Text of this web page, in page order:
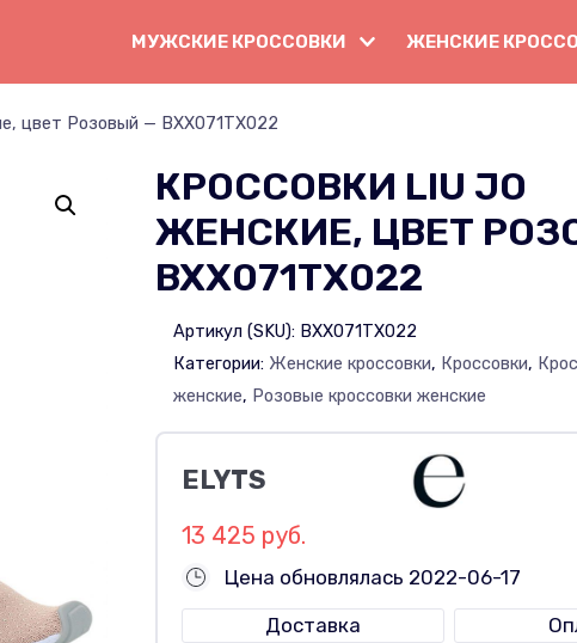
МУЖСКИЕ КРОССОВКИ ЖЕНСКИЕ
цвет Розовый — BXX071TX022
КРОССОВКИ LIU JO
ЖЕНСКИЕ, ЦВЕТ
BXX071TX022
Артикул (SKU): BXX071TX022
Категории: Женские кроссовки, Кроссовки,
женские, Розовые кроссовки женские
ELYTS
13 425 руб.
Цена обновлялась 2022-06-17
Доставка